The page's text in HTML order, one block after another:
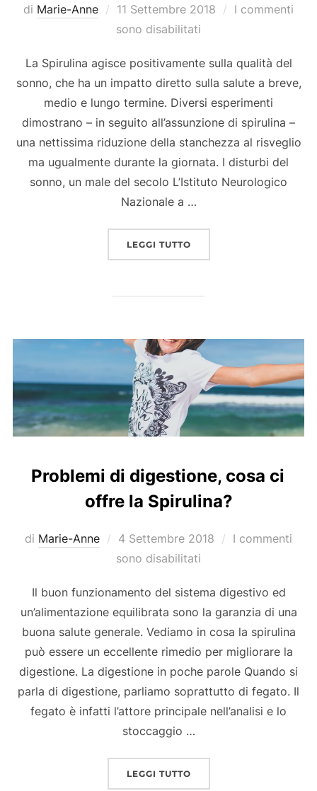
di Marie-Anne
Pubblicato
il
11 Settembre 2018
I commenti
sono disabilitati
La Spirulina agisce positivamente sulla qualità del
sonno, che ha un impatto diretto sulla salute a breve,
medio e lungo termine. Diversi esperimenti
dimostrano – in seguito all’assunzione di spirulina –
una nettissima riduzione della stanchezza al risveglio
ma ugualmente durante la giornata. I disturbi del
sonno, un male del secolo L’Istituto Neurologico
Nazionale a …
LEGGI TUTTO“UN SONNO MIGLIORE
Problemi di digestione, cosa ci
offre la Spirulina?
di Marie-Anne
Pubblicato
il
4 Settembre 2018
I commenti
sono disabilitati
Il buon funzionamento del sistema digestivo ed
un’alimentazione equilibrata sono la garanzia di una
buona salute generale. Vediamo in cosa la spirulina
può essere un eccellente rimedio per migliorare la
digestione. La digestione in poche parole Quando si
parla di digestione, parliamo soprattutto di fegato. Il
fegato è infatti l’attore principale nell’analisi e lo
stoccaggio …
LEGGI TUTTO“PROBLEMI DI